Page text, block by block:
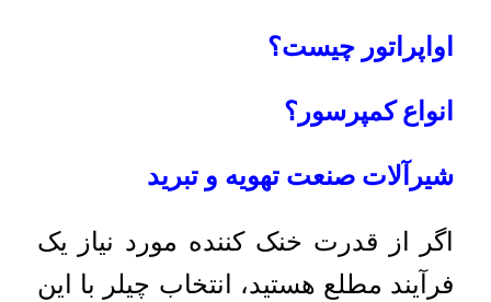
اواپراتور چیست؟
انواع کمپرسور؟
شیرآلات صنعت تهویه و تبرید
اگر از قدرت خنک کننده مورد نیاز یک
فرآیند مطلع هستید، انتخاب چیلر با این